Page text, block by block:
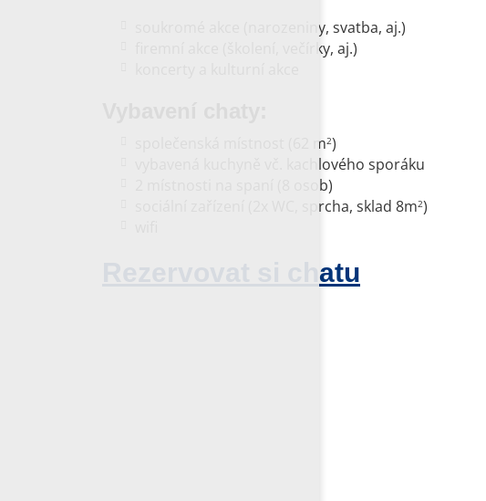
soukromé akce (narozeniny, svatba, aj.)
firemní akce (školení, večírky, aj.)
společenská místnost (62 m2)
vybavená kuchyně vč. kachlového sporáku
2 místnosti na spaní (8 osob)
sociální zařízení (2x WC, sprcha, sklad 8m2)
Rezervovat si chatu